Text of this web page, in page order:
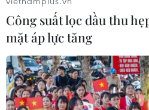
Lập Hội Sinh viên đại
sinh Việt Nam tại
Công suất lọc dầu thu
mặt áp lực tăng